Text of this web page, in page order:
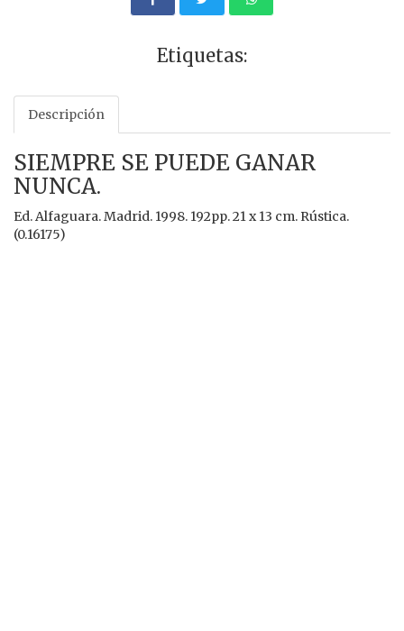
Etiquetas:
Descripción
SIEMPRE SE PUEDE GANAR
NUNCA.
Ed. Alfaguara. Madrid. 1998. 192pp. 21 x 13 cm. Rústica.
(0.16175)